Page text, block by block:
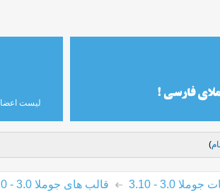
لیست اعضا
)
3.0 - 3.10 قالب های جوملا 3.0 - 3.10